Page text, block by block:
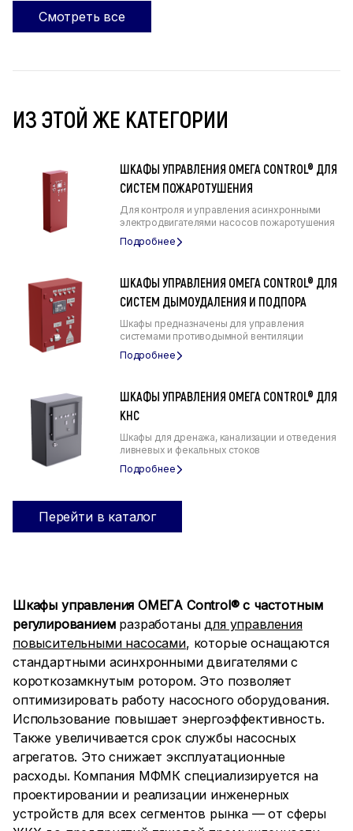
Смотреть все
ИЗ ЭТОЙ ЖЕ КАТЕГОРИИ
ШКАФЫ УПРАВЛЕНИЯ ОМЕГА CONTROL® ДЛЯ
СИСТЕМ ПОЖАРОТУШЕНИЯ
Для контроля и управления асинхронными
электродвигателями насосов пожаротушения
ШКАФЫ УПРАВЛЕНИЯ ОМЕГА CONTROL® ДЛЯ
СИСТЕМ ДЫМОУДАЛЕНИЯ И ПОДПОРА
Шкафы предназначены для управления
системами противодымной вентиляции
ШКАФЫ УПРАВЛЕНИЯ ОМЕГА CONTROL® ДЛЯ
КНС
Шкафы для дренажа, канализации и отведения
ливневых и фекальных стоков
Перейти в каталог
Шкафы управления ОМЕГА Control® с частотным
регулированиемразработаны для управления
повысительными насосами, которые оснащаются
стандартными асинхронными двигателями с
короткозамкнутым ротором. Это позволяет
оптимизировать работу насосного оборудования.
Использование повышает энергоэффективность.
Также увеличивается срок службы насосных
агрегатов. Это снижает эксплуатационные
расходы. Компания МФМК специализируется на
проектировании и реализации инженерных
устройств для всех сегментов рынка — от сферы